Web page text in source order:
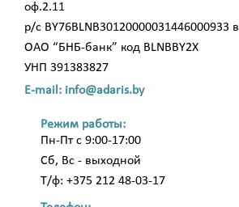
оф.2.11
р/с BY76BLNB30120000031446000933 в
ОАО “БНБ-банк” код BLNBBY2X
УНП 391383827
E-mail: info@adaris.by
Режим работы:
Пн-Пт с 9:00-17:00
Сб, Вс - выходной
Т/ф: +375 212 48-03-17